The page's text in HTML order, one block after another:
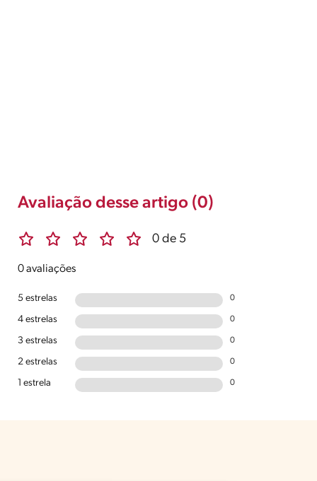
Avaliação desse artigo (0)
0 de 5
0 avaliações
5 estrelas 0
4 estrelas 0
3 estrelas 0
2 estrelas 0
1 estrela 0